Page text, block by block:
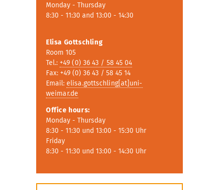
Monday - Thursday
8:30 - 11:30 and 13:00 - 14:30
Elisa Gottschling
Room 105
Tel.: +49 (0) 36 43 / 58 45 04
Fax: +49 (0) 36 43 / 58 45 14
Email: elisa.gottschling[at]uni-
weimar.de
Office hours:
Monday - Thursday
8:30 - 11:30 und 13:00 - 15:30 Uhr
Friday
8:30 - 11:30 und 13:00 - 14:30 Uhr